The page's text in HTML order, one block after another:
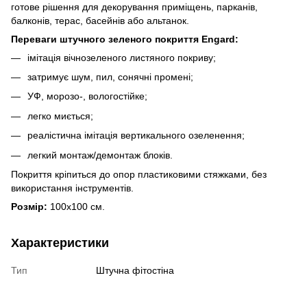
готове рішення для декорування приміщень, парканів,
балконів, терас, басейнів або альтанок.
Переваги штучного зеленого покриття Engard:
імітація вічнозеленого листяного покриву;
затримує шум, пил, сонячні промені;
УФ, морозо-, вологостійке;
легко миється;
реалістична імітація вертикального озеленення;
легкий монтаж/демонтаж блоків.
Покриття кріпиться до опор пластиковими стяжками, без
використання інструментів.
Розмір: 100х100 см.
Характеристики
Тип
Штучна фітостіна